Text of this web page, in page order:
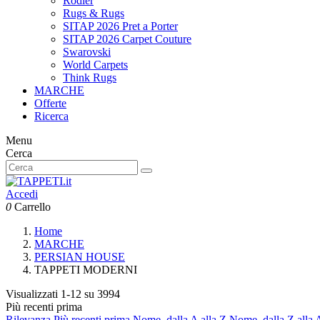
Rugs & Rugs
SITAP 2026 Pret a Porter
SITAP 2026 Carpet Couture
Swarovski
World Carpets
Think Rugs
MARCHE
Offerte
Ricerca
Menu
Cerca
Accedi
0 Carrello
Home
MARCHE
PERSIAN HOUSE
TAPPETI MODERNI
Visualizzati 1-12 su 3994
Più recenti prima